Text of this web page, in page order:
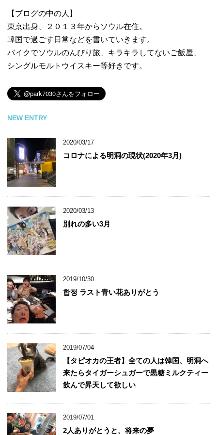
【ブログの中の人】
東京出身、２０１３年からソウル在住。
韓国で過ごす日常などを書いていきます。
バイクでソウルのんびり旅、キラキラしてないご飯屋、
シングルモルトウイスキー等好きです。
NEW ENTRY
2020/03/17
コロナによる明洞の現状(2020年3月)
2020/03/13
別れの多い3月
2019/10/30
합정 ラスト青い花ありがとう
2019/07/04
【タピオカの王者】全ての人は韓国、明洞へ
来たらタイガーシュガーで黒糖ミルクティー
飲んで昇天して欲しい
2019/07/01
2人ありがとうと、将来の夢